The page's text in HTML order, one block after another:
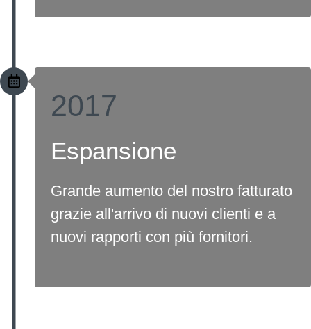
2017
Espansione
Grande aumento del nostro fatturato
grazie all'arrivo di nuovi clienti e a
nuovi rapporti con più fornitori.